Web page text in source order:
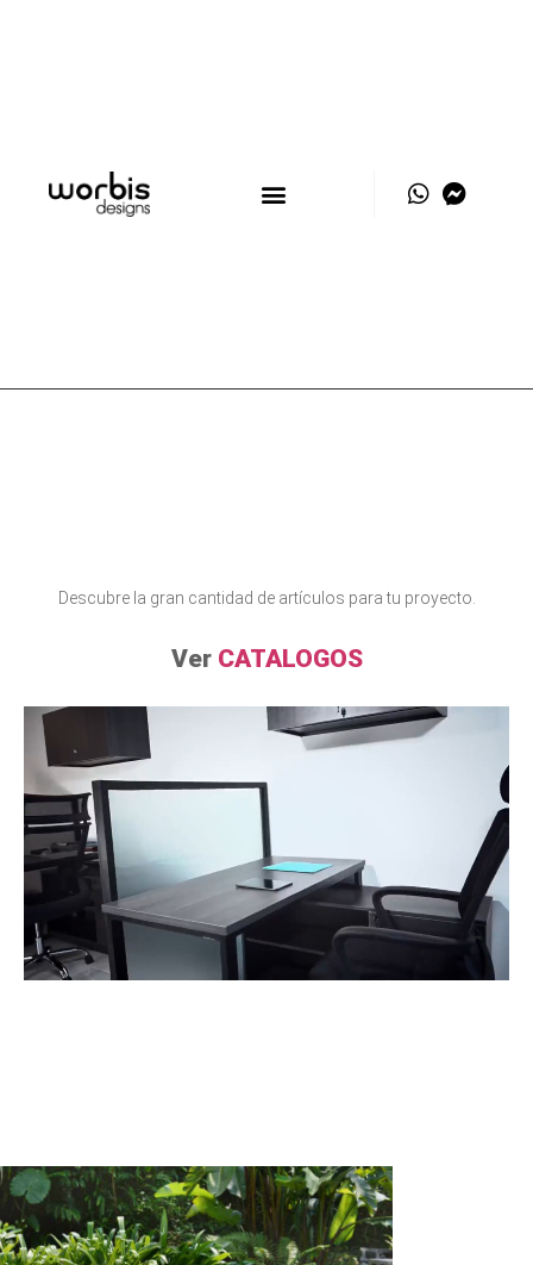
Descubre la gran cantidad de artículos para tu proyecto.
Ver CATALOGOS